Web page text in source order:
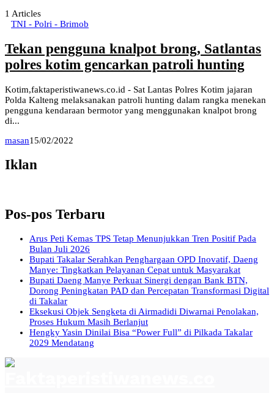
1 Articles
TNI - Polri - Brimob
Tekan pengguna knalpot brong, Satlantas
polres kotim gencarkan patroli hunting
Kotim,faktaperistiwanews.co.id - Sat Lantas Polres Kotim jajaran
Polda Kalteng melaksanakan patroli hunting dalam rangka menekan
pengguna kendaraan bermotor yang menggunakan knalpot brong
di...
masan15/02/2022
Iklan
Pos-pos Terbaru
Arus Peti Kemas TPS Tetap Menunjukkan Tren Positif Pada
Bulan Juli 2026
Bupati Takalar Serahkan Penghargaan OPD Inovatif, Daeng
Manye: Tingkatkan Pelayanan Cepat untuk Masyarakat
Bupati Daeng Manye Perkuat Sinergi dengan Bank BTN,
Dorong Peningkatan PAD dan Percepatan Transformasi Digital
di Takalar
Eksekusi Objek Sengketa di Airmadidi Diwarnai Penolakan,
Proses Hukum Masih Berlanjut
Hengky Yasin Dinilai Bisa “Power Full” di Pilkada Takalar
2029 Mendatang